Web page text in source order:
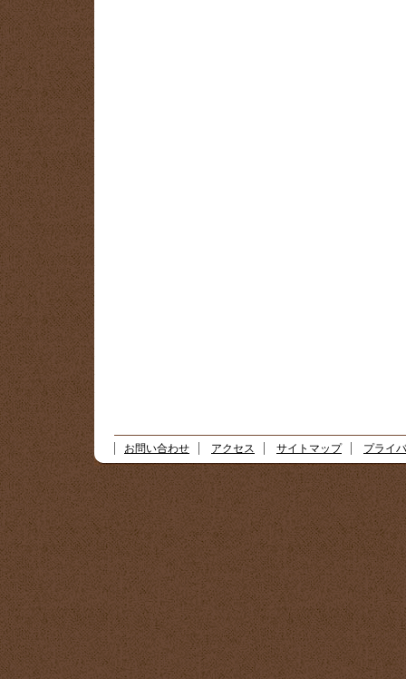
お問い合わせ アクセス サイトマップ プライ